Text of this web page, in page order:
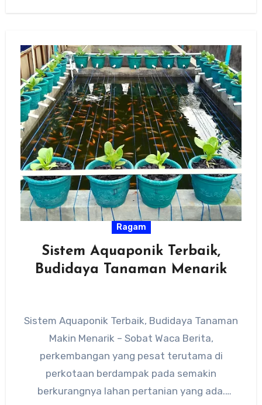
Ragam
Sistem Aquaponik Terbaik,
Budidaya Tanaman Menarik
Sistem Aquaponik Terbaik, Budidaya Tanaman
Makin Menarik – Sobat Waca Berita,
perkembangan yang pesat terutama di
perkotaan berdampak pada semakin
berkurangnya lahan pertanian yang ada.